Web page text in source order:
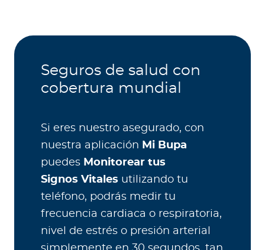
Seguros de salud con
cobertura mundial
Si eres nuestro asegurado, con
nuestra aplicación Mi Bupa
puedes Monitorear tus
Signos Vitales utilizando tu
teléfono, podrás medir tu
frecuencia cardiaca o respiratoria,
nivel de estrés o presión arterial